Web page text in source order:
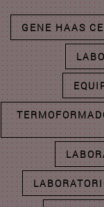
GENE HAAS